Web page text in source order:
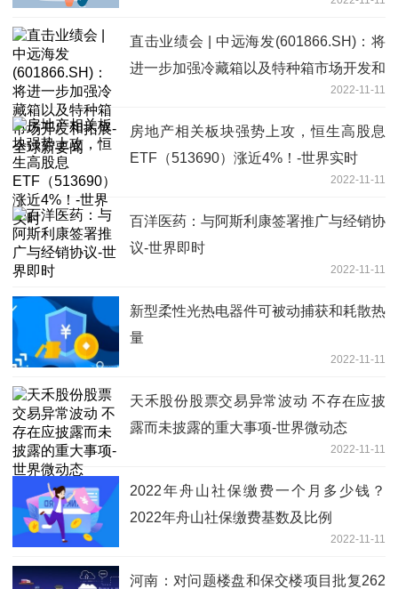
直击业绩会 | 中远海发(601866.SH)：将
进一步加强冷藏箱以及特种箱市场开发和
2022-11-11
房地产相关板块强势上攻，恒生高股息
ETF（513690）涨近4%！-世界实时
2022-11-11
百洋医药：与阿斯利康签署推广与经销协
议-世界即时
2022-11-11
新型柔性光热电器件可被动捕获和耗散热
量
2022-11-11
天禾股份股票交易异常波动 不存在应披
露而未披露的重大事项-世界微动态
2022-11-11
2022年舟山社保缴费一个月多少钱？
2022年舟山社保缴费基数及比例
2022-11-11
河南：对问题楼盘和保交楼项目批复262